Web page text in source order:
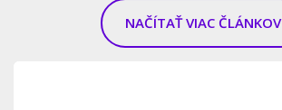
NAČÍTAŤ VIAC ČLÁNKOV